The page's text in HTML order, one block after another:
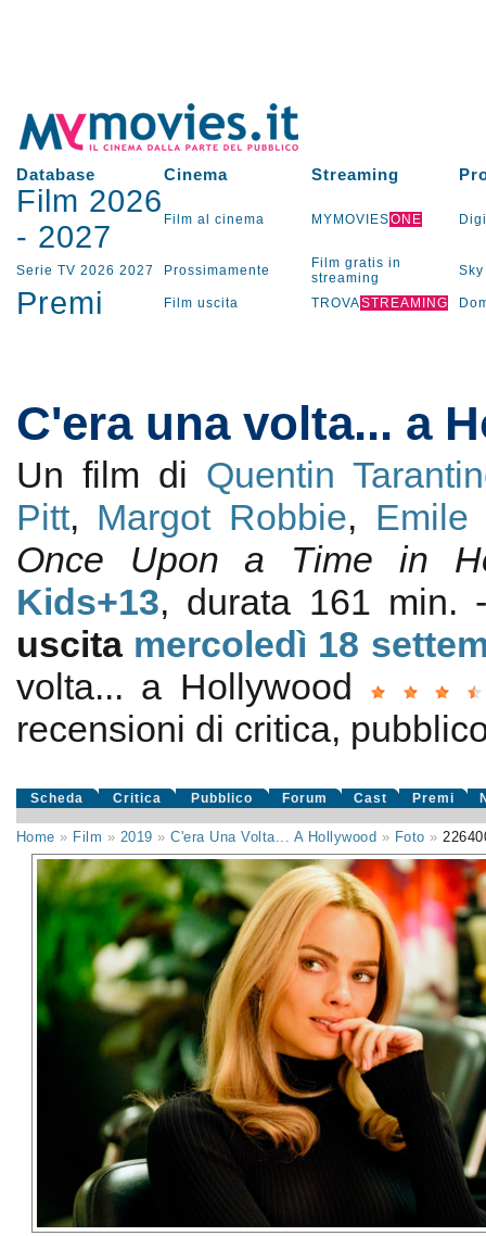
Database Cinema Streaming
Film 2026
- 2027 Film al cinema MYMOVIESONE
Serie TV 2026 2027 Prossimamente
Film gratis in
streaming
Sky
Premi Film uscita TROVASTREAMING
C'era una volta... a
Un film di Quentin
Pitt, Margot Robbie, Emile
Once Upon a Time in
Kids+13, durata 161 min.
uscita mercoledì 18
volta... a Hollywood
recensioni di critica,
Scheda Critica Pubblico Forum Cast Premi
Home » Film » 2019 »C'era Una Volta... A Hollywood » Foto »